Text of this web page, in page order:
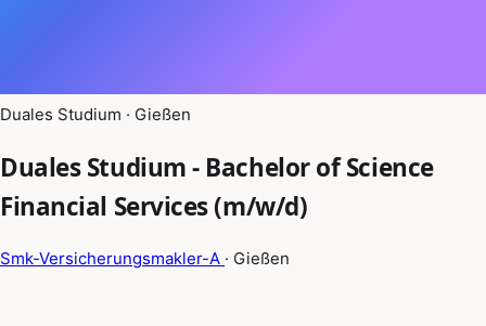
Duales Studium · Gießen
Duales Studium - Bachelor of Science
Financial Services (m/w/d)
Smk-Versicherungsmakler-A · Gießen